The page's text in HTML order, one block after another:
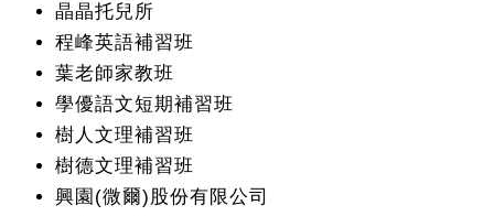
晶晶托兒所
程峰英語補習班
葉老師家教班
學優語文短期補習班
樹人文理補習班
樹德文理補習班
興園(微爾)股份有限公司